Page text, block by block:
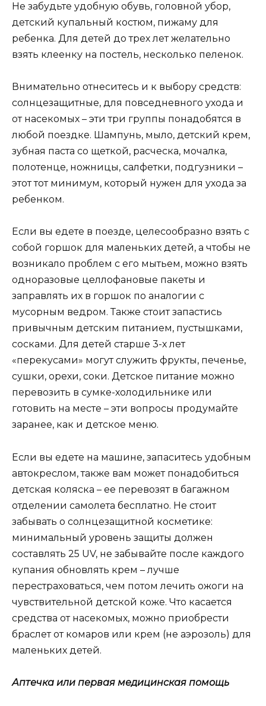
Не забудьте удобную обувь, головной убор,
детский купальный костюм, пижаму для
ребенка. Для детей до трех лет желательно
взять клеенку на постель, несколько пеленок.
Внимательно отнеситесь и к выбору средств:
солнцезащитные, для повседневного ухода и
от насекомых – эти три группы понадобятся в
любой поездке. Шампунь, мыло, детский крем,
зубная паста со щеткой, расческа, мочалка,
полотенце, ножницы, салфетки, подгузники –
этот тот минимум, который нужен для ухода за
ребенком.
Если вы едете в поезде, целесообразно взять с
собой горшок для маленьких детей, а чтобы не
возникало проблем с его мытьем, можно взять
одноразовые целлофановые пакеты и
заправлять их в горшок по аналогии с
мусорным ведром. Также стоит запастись
привычным детским питанием, пустышками,
сосками. Для детей старше 3-х лет
«перекусами» могут служить фрукты, печенье,
сушки, орехи, соки. Детское питание можно
перевозить в сумке-холодильнике или
готовить на месте – эти вопросы продумайте
заранее, как и детское меню.
Если вы едете на машине, запаситесь удобным
автокреслом, также вам может понадобиться
детская коляска – ее перевозят в багажном
отделении самолета бесплатно. Не стоит
забывать о солнцезащитной косметике:
минимальный уровень защиты должен
составлять 25 UV, не забывайте после каждого
купания обновлять крем – лучше
перестраховаться, чем потом лечить ожоги на
чувствительной детской коже. Что касается
средства от насекомых, можно приобрести
браслет от комаров или крем (не аэрозоль) для
маленьких детей.
Аптечка или первая медицинская помощь